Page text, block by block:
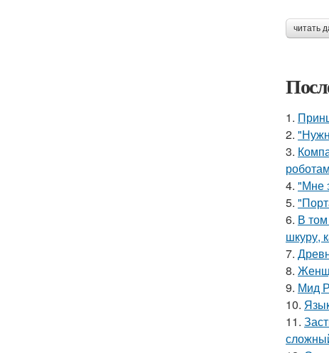
читать
1.
2.
3.
4. "Мне
5.
6. В
шкуру,
7.
8.
9. Мид
10.
11.